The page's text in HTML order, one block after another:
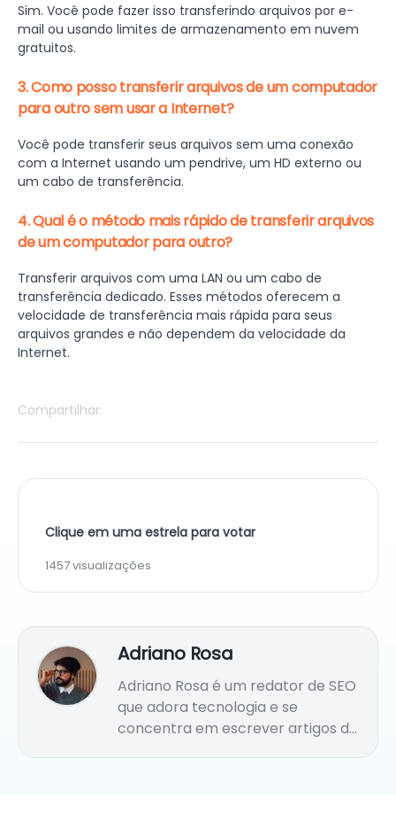
Sim. Você pode fazer isso transferindo arquivos por e-
mail ou usando limites de armazenamento em nuvem
gratuitos.
3. Como posso transferir arquivos de um computador
para outro sem usar a Internet?
Você pode transferir seus arquivos sem uma conexão
com a Internet usando um pendrive, um HD externo ou
um cabo de transferência.
4. Qual é o método mais rápido de transferir arquivos
de um computador para outro?
Transferir arquivos com uma LAN ou um cabo de
transferência dedicado. Esses métodos oferecem a
velocidade de transferência mais rápida para seus
arquivos grandes e não dependem da velocidade da
Internet.
Compartilhar:
Clique em uma estrela para votar
1457 visualizações
Adriano Rosa
Adriano Rosa é um redator de SEO
que adora tecnologia e se
concentra em escrever artigos de